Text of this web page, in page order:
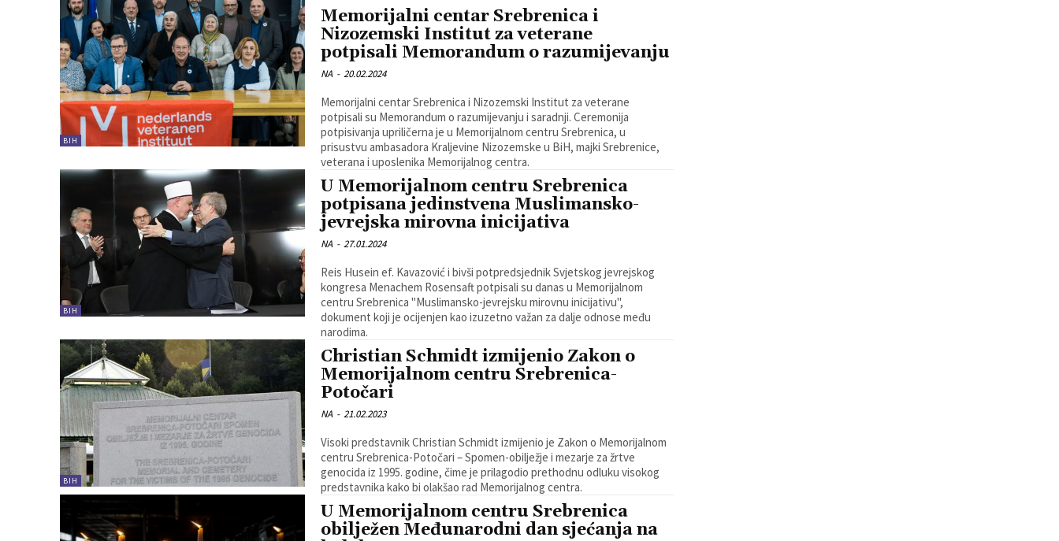
BIH
Memorijalni centar Srebrenica i
Nizozemski Institut za veterane
potpisali Memorandum o razumijevanju
NA - 20.02.2024
Memorijalni centar Srebrenica i Nizozemski Institut za veterane
potpisali su Memorandum o razumijevanju i saradnji. Ceremonija
potpisivanja upriličerna je u Memorijalnom centru Srebrenica, u
prisustvu ambasadora Kraljevine Nizozemske u BiH, majki Srebrenice,
veterana i uposlenika Memorijalnog centra.
BIH
U Memorijalnom centru Srebrenica
potpisana jedinstvena Muslimansko-
jevrejska mirovna inicijativa
NA - 27.01.2024
Reis Husein ef. Kavazović i bivši potpredsjednik Svjetskog jevrejskog
kongresa Menachem Rosensaft potpisali su danas u Memorijalnom
centru Srebrenica "Muslimansko-jevrejsku mirovnu inicijativu",
dokument koji je ocijenjen kao izuzetno važan za dalje odnose među
narodima.
BIH
Christian Schmidt izmijenio Zakon o
Memorijalnom centru Srebrenica-
Potočari
NA - 21.02.2023
Visoki predstavnik Christian Schmidt izmijenio je Zakon o Memorijalnom
centru Srebrenica-Potočari – Spomen-obilježje i mezarje za žrtve
genocida iz 1995. godine, čime je prilagodio prethodnu odluku visokog
predstavnika kako bi olakšao rad Memorijalnog centra.
U Memorijalnom centru Srebrenica
obilježen Međunarodni dan sjećanja na